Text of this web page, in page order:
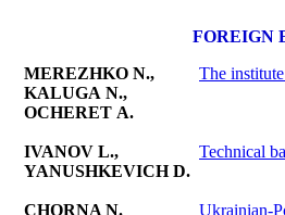
FOREIGN
MEREZHKO N.,
KALUGA N.,
OCHERET A.
The
IVANOV L.,
YANUSHKEVICH D.
Technical
CHORNA N.
Ukrainian-